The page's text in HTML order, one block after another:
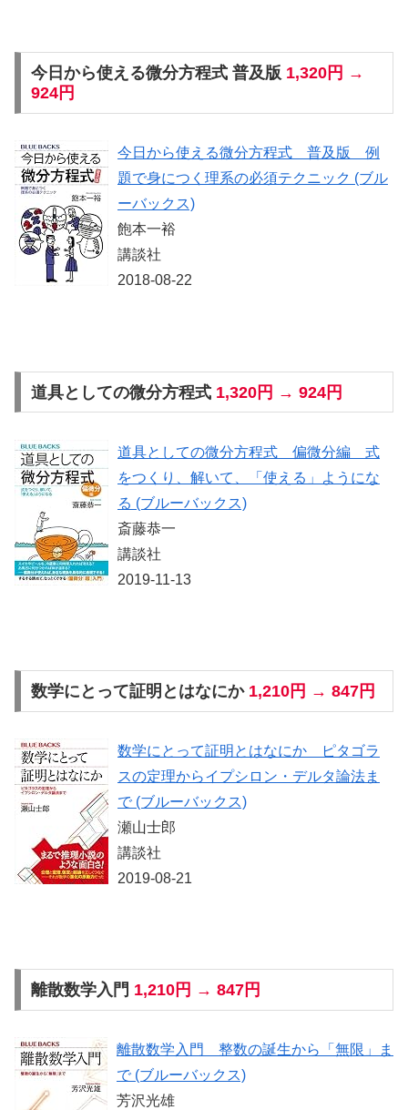
今日から使える微分方程式 普及版 1,320円 →
924円
今日から使える微分方程式 普及版 例
題で身につく理系の必須テクニック (ブル
ーバックス)
飽本一裕
講談社
2018-08-22
道具としての微分方程式 1,320円 → 924円
道具としての微分方程式 偏微分編 式
をつくり、解いて、「使える」ようにな
る (ブルーバックス)
斎藤恭一
講談社
2019-11-13
数学にとって証明とはなにか 1,210円 → 847円
数学にとって証明とはなにか ピタゴラ
スの定理からイプシロン・デルタ論法ま
で (ブルーバックス)
瀬山士郎
講談社
2019-08-21
離散数学入門 1,210円 → 847円
離散数学入門 整数の誕生から「無限」ま
で (ブルーバックス)
芳沢光雄